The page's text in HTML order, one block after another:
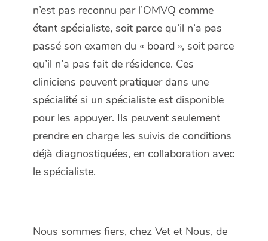
n’est pas reconnu par l’OMVQ comme
étant spécialiste, soit parce qu’il n’a pas
passé son examen du « board », soit parce
qu’il n’a pas fait de résidence. Ces
cliniciens peuvent pratiquer dans une
spécialité si un spécialiste est disponible
pour les appuyer. Ils peuvent seulement
prendre en charge les suivis de conditions
déjà diagnostiquées, en collaboration avec
le spécialiste.
Nous sommes fiers, chez Vet et Nous, de